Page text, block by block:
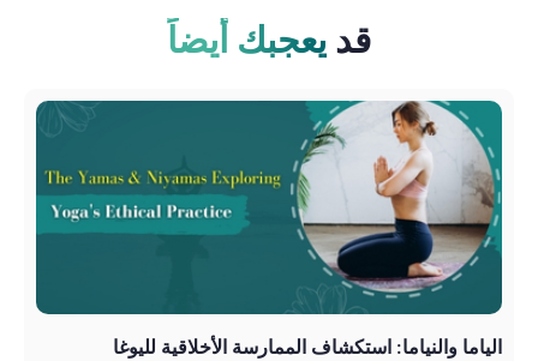
قديعجبك أيضاً
الياما والنياما: استكشاف الممارسة الأخلاقية لليوغا